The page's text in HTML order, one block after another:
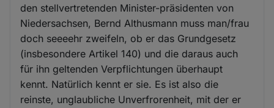
den stellvertretenden Minister-präsidenten von
Niedersachsen, Bernd Althusmann muss man/frau
doch seeeehr zweifeln, ob er das Grundgesetz
(insbesondere Artikel 140) und die daraus auch
für ihn geltenden Verpflichtungen überhaupt
kennt. Natürlich kennt er sie. Es ist also die
reinste, unglaubliche Unverfrorenheit, mit der er